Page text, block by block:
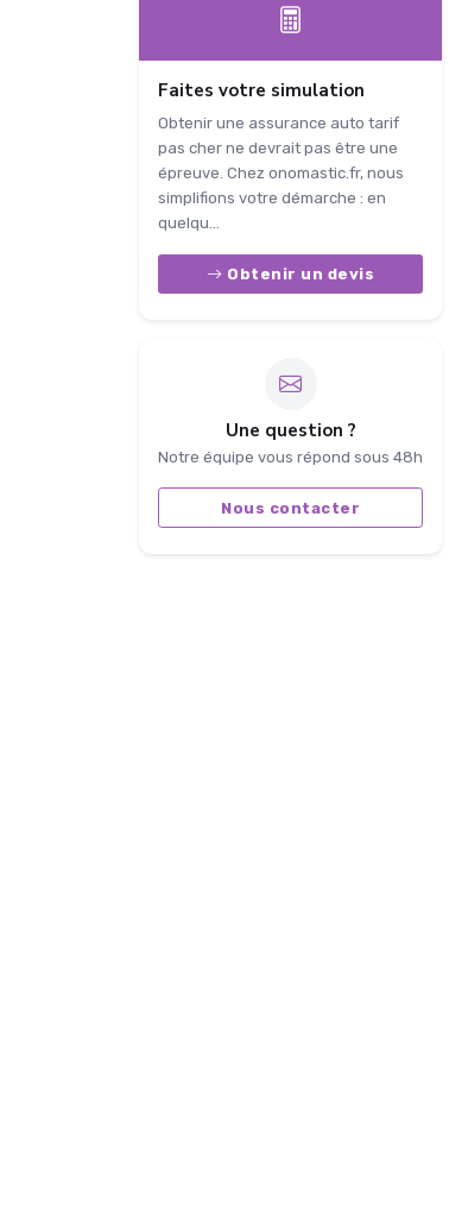
Faites votre simulation
Obtenir une assurance auto tarif
pas cher ne devrait pas être une
épreuve. Chez onomastic.fr, nous
simplifions votre démarche : en
quelqu...
Obtenir un devis
Une question ?
Notre équipe vous répond sous 48h
Nous contacter